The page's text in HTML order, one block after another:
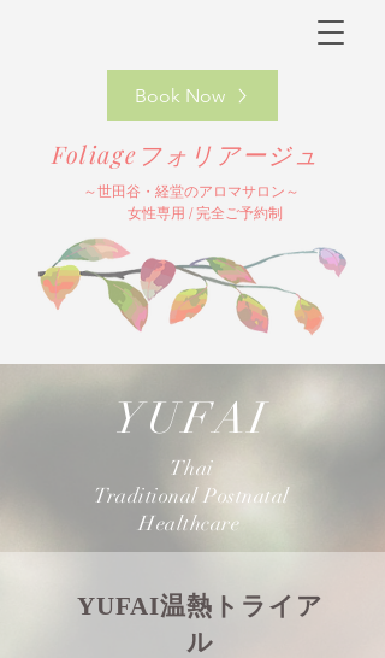
Book Now
Foliageフォリアージュ
～​世田谷・経堂のアロマサロン～
女性専用 / 完全ご予約制
YUFAI
Thai
Traditional Postnatal
Healthcare
YUFAI温熱トライア
ル